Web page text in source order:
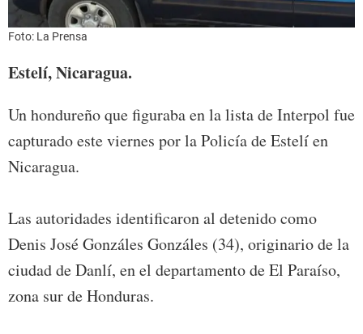
Foto: La Prensa
Estelí, Nicaragua.
Un hondureño que figuraba en la lista de Interpol fue
capturado este viernes por la Policía de Estelí en
Nicaragua.
Las autoridades identificaron al detenido como
Denis José Gonzáles Gonzáles (34), originario de la
ciudad de Danlí, en el departamento de El Paraíso,
zona sur de Honduras.